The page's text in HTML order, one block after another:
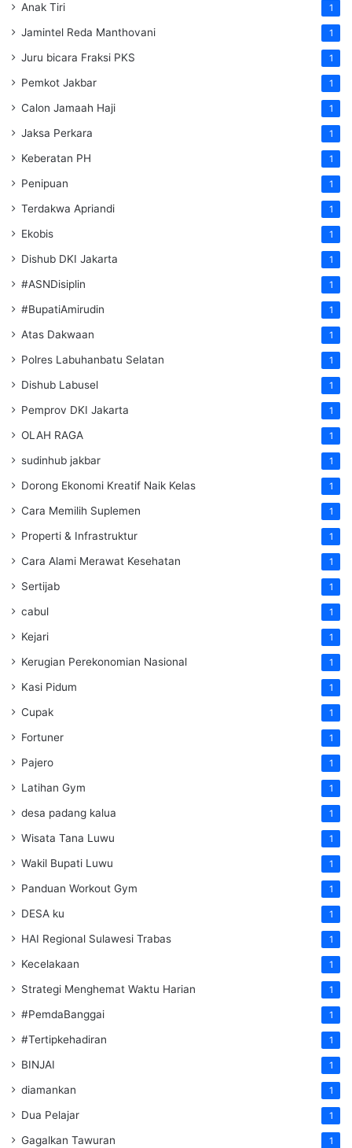
Anak Tiri 1
Jamintel Reda Manthovani 1
Juru bicara Fraksi PKS 1
Pemkot Jakbar 1
Calon Jamaah Haji 1
Jaksa Perkara 1
Keberatan PH 1
Penipuan 1
Terdakwa Apriandi 1
Ekobis 1
Dishub DKI Jakarta 1
#ASNDisiplin 1
#BupatiAmirudin 1
Atas Dakwaan 1
Polres Labuhanbatu Selatan 1
Dishub Labusel 1
Pemprov DKI Jakarta 1
OLAH RAGA 1
sudinhub jakbar 1
Dorong Ekonomi Kreatif Naik Kelas 1
Cara Memilih Suplemen 1
Properti & Infrastruktur 1
Cara Alami Merawat Kesehatan 1
Sertijab 1
cabul 1
Kejari 1
Kerugian Perekonomian Nasional 1
Kasi Pidum 1
Cupak 1
Fortuner 1
Pajero 1
Latihan Gym 1
desa padang kalua 1
Wisata Tana Luwu 1
Wakil Bupati Luwu 1
Panduan Workout Gym 1
DESA ku 1
HAI Regional Sulawesi Trabas 1
Kecelakaan 1
Strategi Menghemat Waktu Harian 1
#PemdaBanggai 1
#Tertipkehadiran 1
BINJAI 1
diamankan 1
Dua Pelajar 1
Gagalkan Tawuran 1